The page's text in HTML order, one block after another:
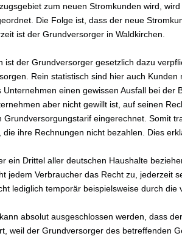
zum neuen Stromkunden wird,
Die Folge ist, dass der neue
ist der Grundversorger in Waldkirchen.
ist der Grundversorger gesetzlich dazu
Rein statistisch sind hier auch
Unternehmen einen gewissen Ausfall bei der
aber nicht gewillt ist, auf seinen
Grundversorgungstarif eingerechnet. Somit
die ihre Rechnungen nicht bezahlen. Dies
ein Drittel aller deutschen Haushalte
jedem Verbraucher das Recht zu, jederzeit
lediglich temporär beispielsweise durch
absolut ausgeschlossen werden, dass
weil der Grundversorger des betreffenden